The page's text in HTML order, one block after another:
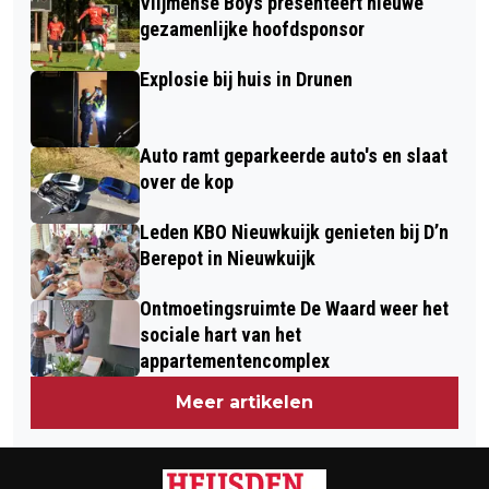
MANTELZORGVERGOEDING
TRAUMAHELIKOPTER GEALARMEERD
gezamenlijke hoofdsponsor
Explosie bij huis in Drunen
Auto ramt geparkeerde auto's en slaat
over de kop
Leden KBO Nieuwkuijk genieten bij D’n
Berepot in Nieuwkuijk
Ontmoetingsruimte De Waard weer het
sociale hart van het
appartementencomplex
Meer artikelen